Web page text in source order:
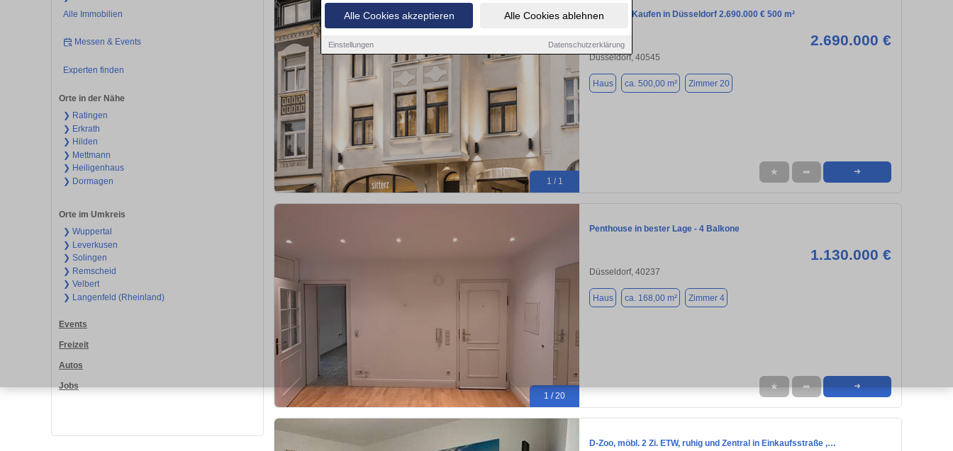
Alle Cookies akzeptieren Alle Cookies ablehnen
Einstellungen Datenschutzerklärung
Alle Immobilien
Messen & Events
Experten finden
Orte in der Nähe
❯ Ratingen
❯ Erkrath
❯ Hilden
❯ Mettmann
❯ Heiligenhaus
❯ Dormagen
Orte im Umkreis
❯ Wuppertal
❯ Leverkusen
❯ Solingen
❯ Remscheid
❯ Velbert
❯ Langenfeld (Rheinland)
Events
Freizeit
Autos
Jobs
1 / 1
Haus zum Kaufen in Düsseldorf 2.690.000 € 500 m²
2.690.000 €
Düsseldorf, 40545
Haus ca. 500,00 m² Zimmer 20
★ ➦ ➜
1 / 20
Penthouse in bester Lage - 4 Balkone
1.130.000 €
Düsseldorf, 40237
Haus ca. 168,00 m² Zimmer 4
★ ➦ ➜
D-Zoo, möbl. 2 Zi. ETW, ruhig und Zentral in Einkaufsstraße ,…